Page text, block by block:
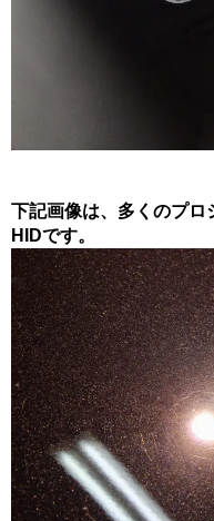
下記画像は、多くのプロ
HIDです。